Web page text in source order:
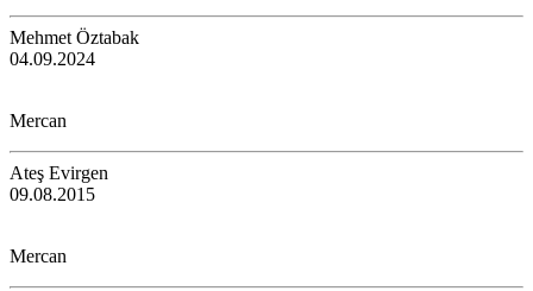
Mehmet Öztabak
04.09.2024
Mercan
Ateş Evirgen
09.08.2015
Mercan